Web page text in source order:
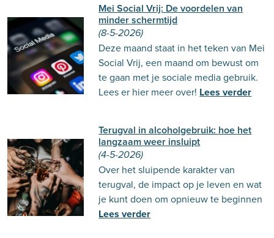
Mei Social Vrij: De voordelen van
minder schermtijd
(8-5-2026)
Deze maand staat in het teken van Mei
Social Vrij, een maand om bewust om
te gaan met je sociale media gebruik.
Lees er hier meer over! Lees verder
Terugval in alcoholgebruik: hoe het
langzaam weer insluipt
(4-5-2026)
Over het sluipende karakter van
terugval, de impact op je leven en wat
je kunt doen om opnieuw te beginnen
Lees verder